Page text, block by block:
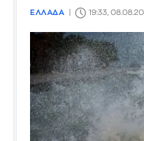
ΕΛΛΑΔΑ 19:33,